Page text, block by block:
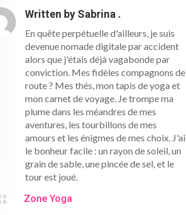
Written by Sabrina .
En quête perpétuelle d'ailleurs, je suis
devenue nomade digitale par accident
alors que j'étais déjà vagabonde par
conviction. Mes fidèles compagnons de
route ? Mes thés, mon tapis de yoga et
mon carnet de voyage. Je trompe ma
plume dans les méandres de mes
aventures, les tourbillons de mes
amours et les énigmes de mes choix. J'ai
le bonheur facile : un rayon de soleil, un
grain de sable, une pincée de sel, et le
tour est joué.
Zone Yoga